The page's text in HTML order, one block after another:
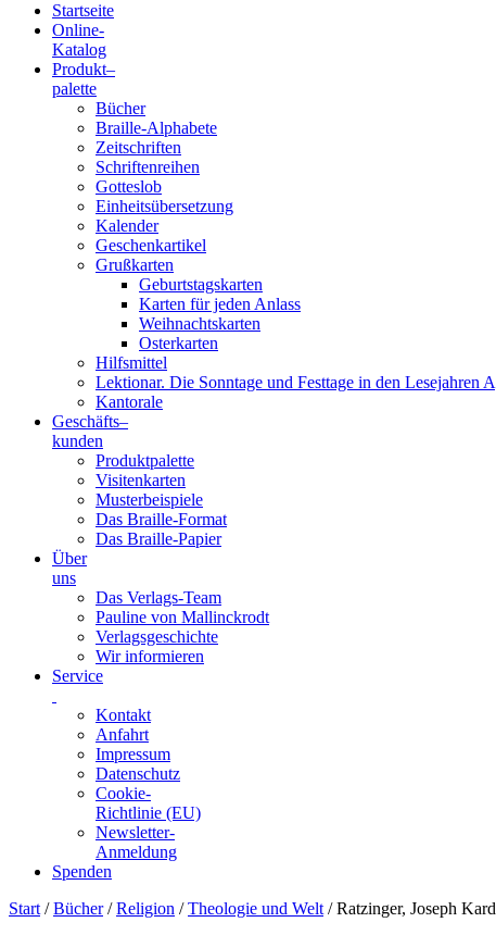
Blindenschrift-
Verlag
Druckerei
gGmbH
Startseite
Online-
Katalog
Produkt–
palette
Bücher
Braille-Alphabete
Zeitschriften
Schriftenreihen
Gotteslob
Einheitsübersetzung
Kalender
Geschenkartikel
Grußkarten
Geburtstagskarten
Karten für jeden Anlass
Weihnachtskarten
Osterkarten
Hilfsmittel
Lektionar. Die Sonntage und Festtage in den Lesejahren
Kantorale
Geschäfts­–
kunden
Produktpalette
Visitenkarten
Musterbeispiele
Das Braille-Format
Das Braille-Papier
Über
uns
Das Verlags-Team
Pauline von Mallinckrodt
Verlagsgeschichte
Wir informieren
Service
Kontakt
Anfahrt
Impressum
Datenschutz
Cookie-
Richtlinie (EU)
Newsletter-
Anmeldung
Spenden
Skip
Start /Bücher/Religion /Theologie und Welt / Ratzinger, Joseph